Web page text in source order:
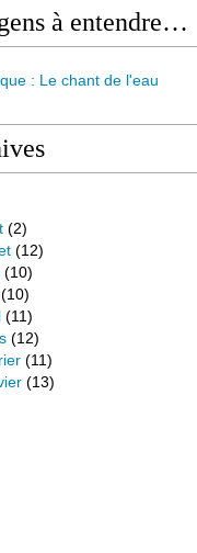
à entendre…
: Le chant de l'eau
(2)
(12)
(10)
(10)
(11)
(12)
(11)
(13)